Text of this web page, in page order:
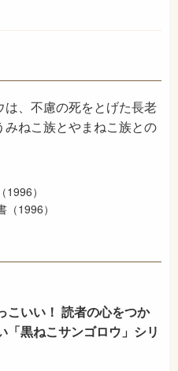
8
は、不慮の死をとげた長老
ねこ族とやまねこ族との
）
1996）
こいい！ 読者の心をつか
「黒ねこサンゴロウ」シリ